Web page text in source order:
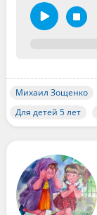
Михаил Зощенко
Для детей 5 лет